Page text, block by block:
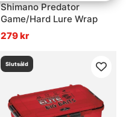
Shimano Predator
Game/Hard Lure Wrap
279 kr
Slutsåld